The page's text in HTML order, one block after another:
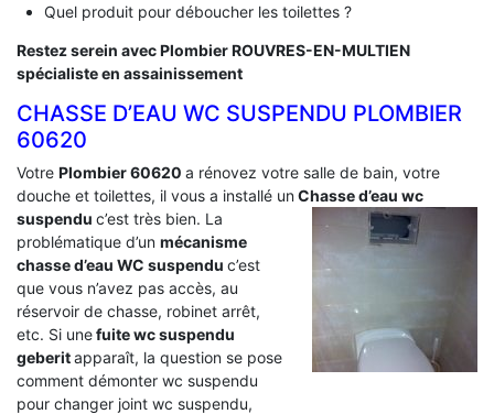
Quel produit pour déboucher les toilettes ?
Restez serein avec Plombier ROUVRES-EN-MULTIEN
spécialiste en assainissement
CHASSE D’EAU WC SUSPENDU PLOMBIER
60620
Votre Plombier 60620 a rénovez votre salle de bain, votre
douche et toilettes, il vous a installé unChasse d’eau wc
suspendu c’est très bien. La
problématique d’un mécanisme
chasse d’eau WC suspendu c’est
que vous n’avez pas accès, au
réservoir de chasse, robinet arrêt,
etc. Si unefuite wc suspendu
geberitapparaît, la question se pose
comment démonter wc suspendu
pour changer joint wc suspendu,